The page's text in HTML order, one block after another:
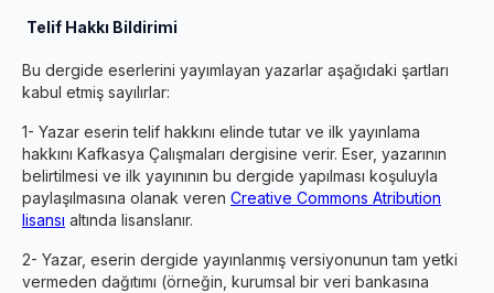
Telif Hakkı Bildirimi
Bu dergide eserlerini yayımlayan yazarlar aşağıdaki şartları
kabul etmiş sayılırlar:
1- Yazar eserin telif hakkını elinde tutar ve ilk yayınlama
hakkını Kafkasya Çalışmaları dergisine verir. Eser, yazarının
belirtilmesi ve ilk yayınının bu dergide yapılması koşuluyla
paylaşılmasına olanak veren Creative Commons Atribution
lisansı altında lisanslanır.
2- Yazar, eserin dergide yayınlanmış versiyonunun tam yetki
vermeden dağıtımı (örneğin, kurumsal bir veri bankasına